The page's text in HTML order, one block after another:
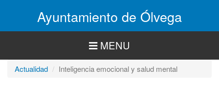
Ayuntamiento de Ólvega
MENU
Actualidad Inteligencia emocional y salud mental